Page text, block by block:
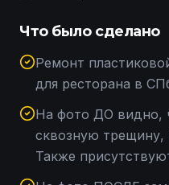
Что было сделано
Ремонт
для ресторана в
На фото ДО видно,
сквозную трещину,
Также